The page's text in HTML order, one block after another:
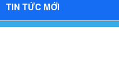
TIN TỨC MỚI